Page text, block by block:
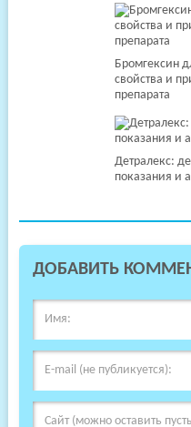
Бромгексин
свойства и
препарата
Детралекс:
показания и
ДОБАВИТЬ